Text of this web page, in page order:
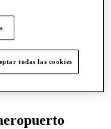
todas las cookies